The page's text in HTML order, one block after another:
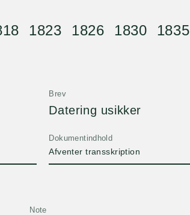
1823 1826 1830 1835
Brev
Datering usikker
Dokumentindhold
Afventer transskription
Note